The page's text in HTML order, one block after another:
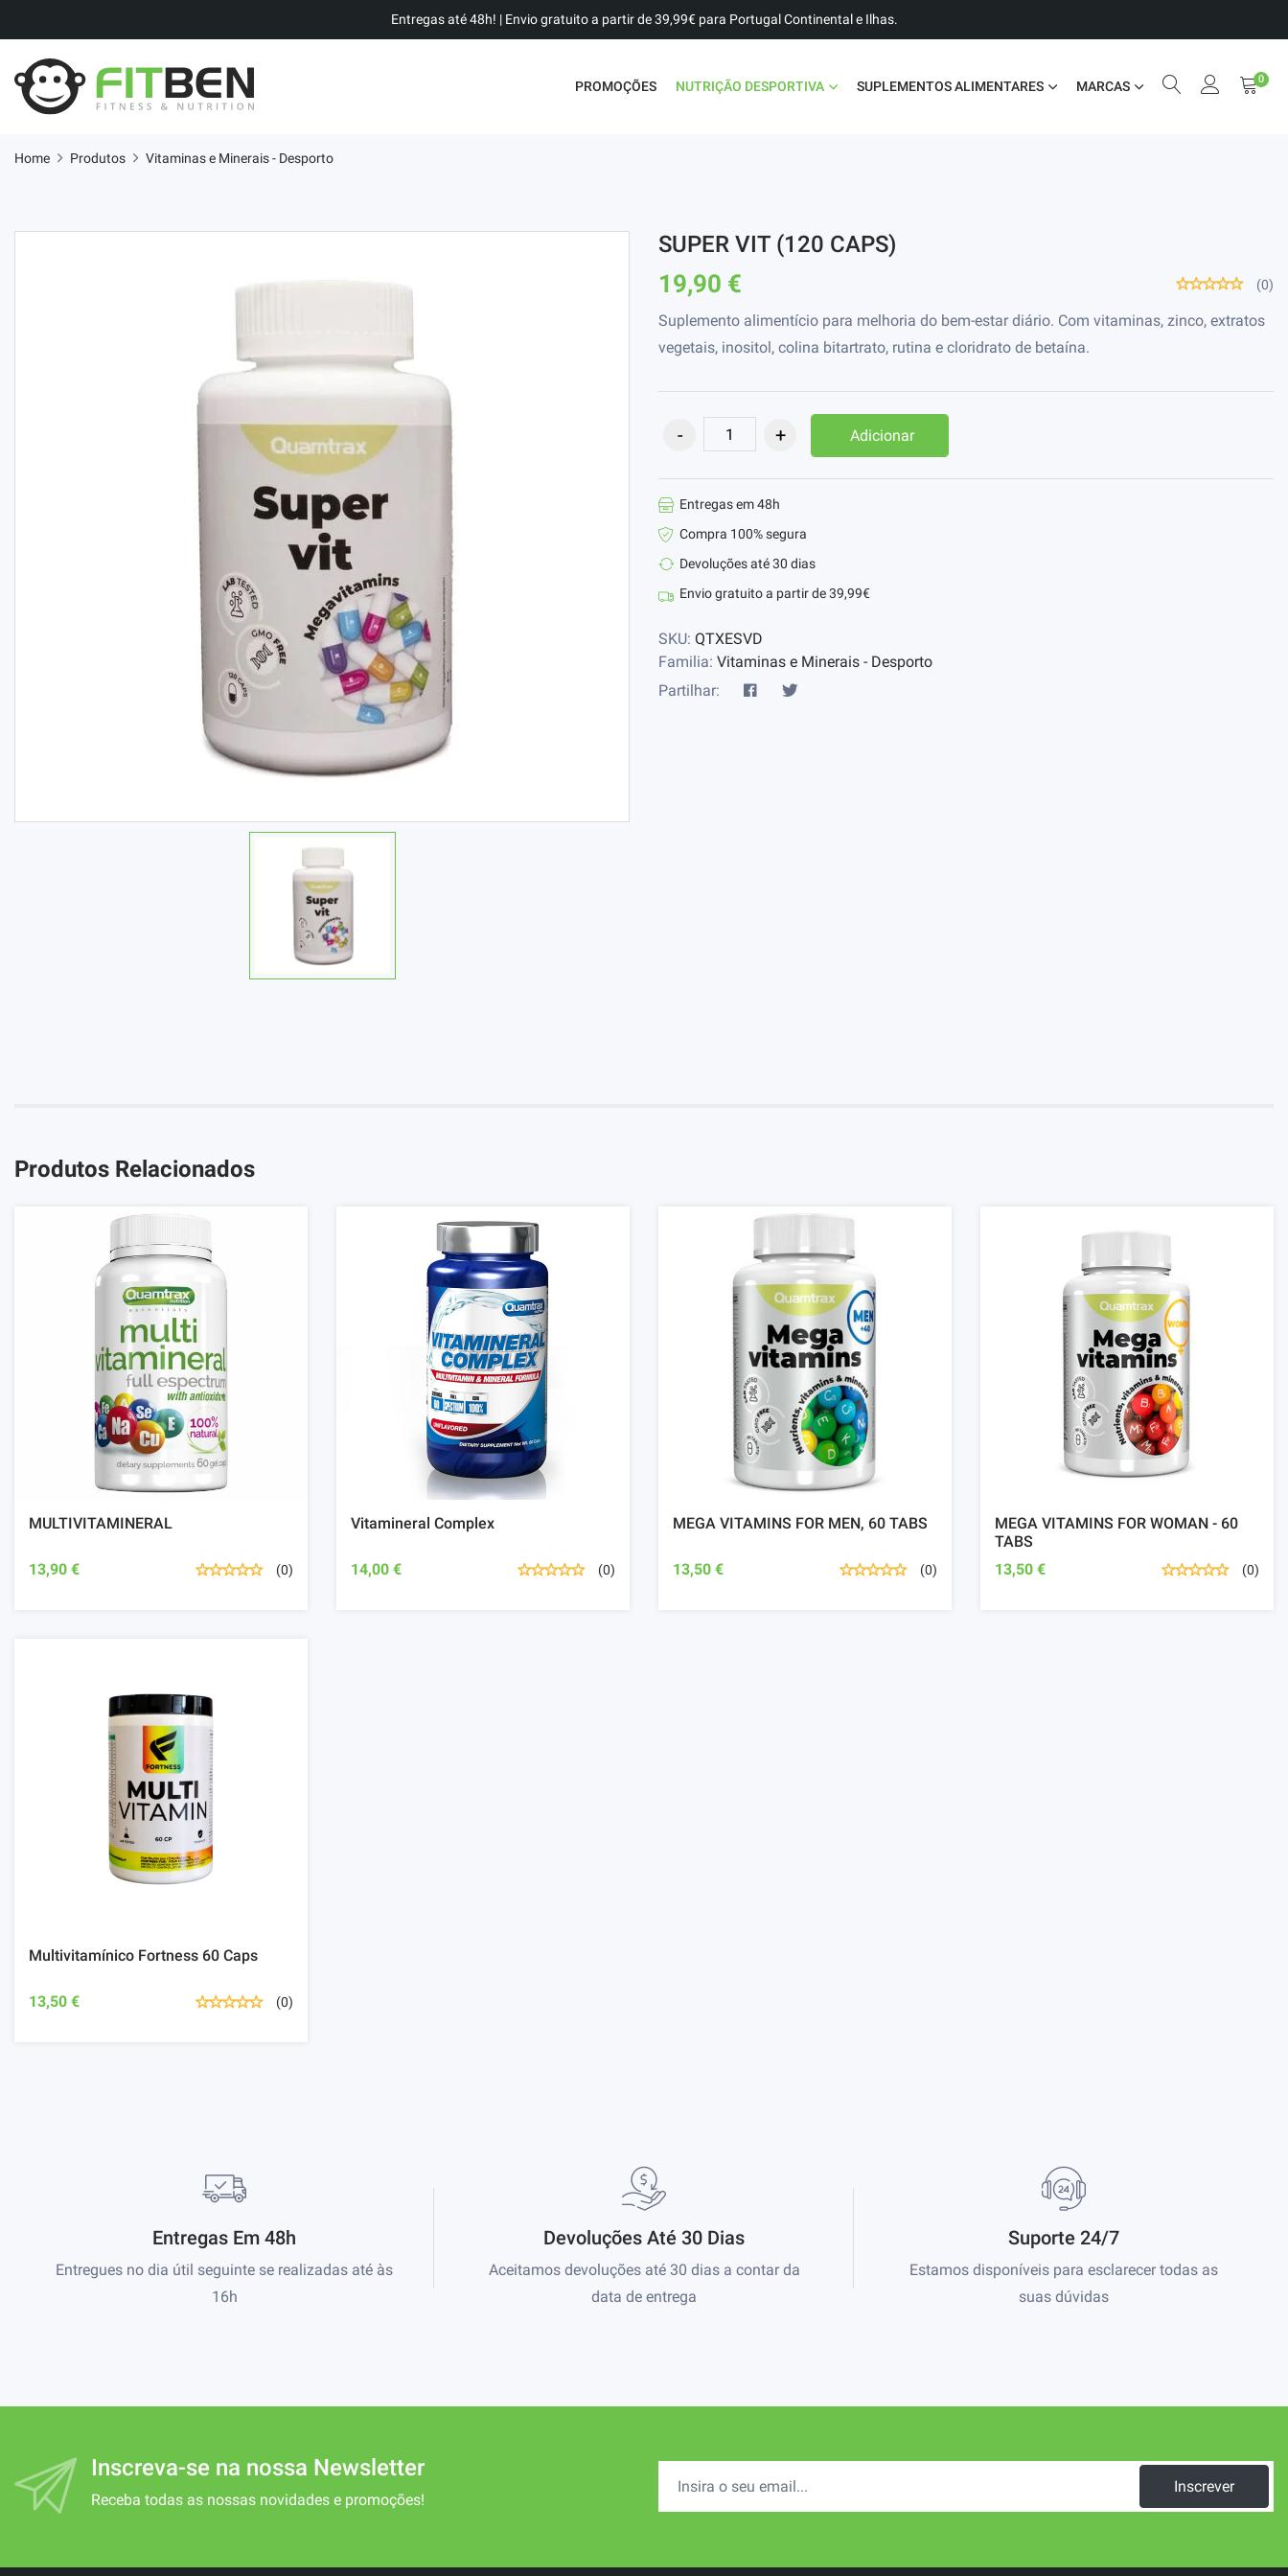
Entregas até 48h! | Envio gratuito a partir de 39,99€ para Portugal Continental e Ilhas.
PROMOÇÕES NUTRIÇÃO DESPORTIVA SUPLEMENTOS ALIMENTARES MARCAS 0
Home Produtos Vitaminas e Minerais - Desporto
SUPER VIT (120 CAPS)
19,90 € (0)
Suplemento alimentício para melhoria do bem-estar diário. Com vitaminas, zinco, extratos
vegetais, inositol, colina bitartrato, rutina e cloridrato de betaína.
Adicionar
Entregas em 48h
Compra 100% segura
Devoluções até 30 dias
Envio gratuito a partir de 39,99€
SKU: QTXESVD
Familia: Vitaminas e Minerais - Desporto
Partilhar:
Produtos Relacionados
MULTIVITAMINERAL
13,90 € (0)
Vitamineral Complex
14,00 € (0)
MEGA VITAMINS FOR MEN, 60 TABS
13,50 € (0)
MEGA VITAMINS FOR WOMAN - 60
TABS
13,50 €
(0)
Multivitamínico Fortness 60 Caps
13,50 € (0)
Entregas Em 48h
Entregues no dia útil seguinte se realizadas até às
16h
Devoluções Até 30 Dias
Aceitamos devoluções até 30 dias a contar da
data de entrega
Suporte 24/7
Estamos disponíveis para esclarecer todas as
suas dúvidas
Inscreva-se na nossa Newsletter
Receba todas as nossas novidades e promoções!
Inscrever